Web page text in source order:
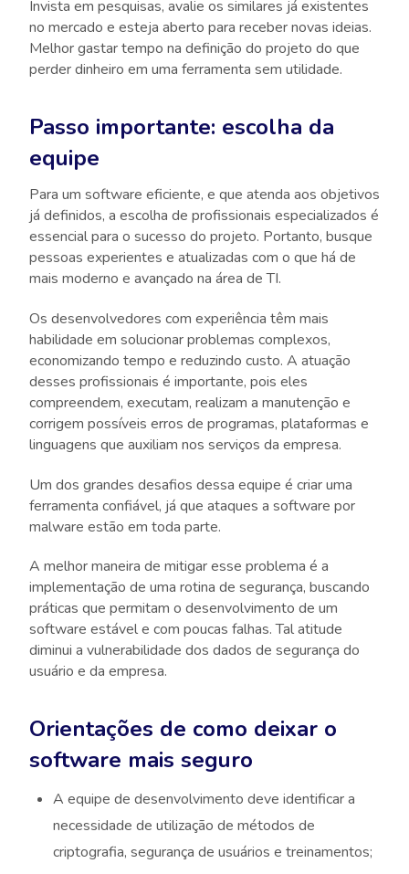
Invista em pesquisas, avalie os similares já existentes
no mercado e esteja aberto para receber novas ideias.
Melhor gastar tempo na definição do projeto do que
perder dinheiro em uma ferramenta sem utilidade.
Passo importante: escolha da
equipe
Para um software eficiente, e que atenda aos objetivos
já definidos, a escolha de profissionais especializados é
essencial para o sucesso do projeto. Portanto, busque
pessoas experientes e atualizadas com o que há de
mais moderno e avançado na área de TI.
Os desenvolvedores com experiência têm mais
habilidade em solucionar problemas complexos,
economizando tempo e reduzindo custo. A atuação
desses profissionais é importante, pois eles
compreendem, executam, realizam a manutenção e
corrigem possíveis erros de programas, plataformas e
linguagens que auxiliam nos serviços da empresa.
Um dos grandes desafios dessa equipe é criar uma
ferramenta confiável, já que ataques a software por
malware estão em toda parte.
A melhor maneira de mitigar esse problema é a
implementação de uma rotina de segurança, buscando
práticas que permitam o desenvolvimento de um
software estável e com poucas falhas. Tal atitude
diminui a vulnerabilidade dos dados de segurança do
usuário e da empresa.
Orientações de como deixar o
software mais seguro
A equipe de desenvolvimento deve identificar a
necessidade de utilização de métodos de
criptografia, segurança de usuários e treinamentos;